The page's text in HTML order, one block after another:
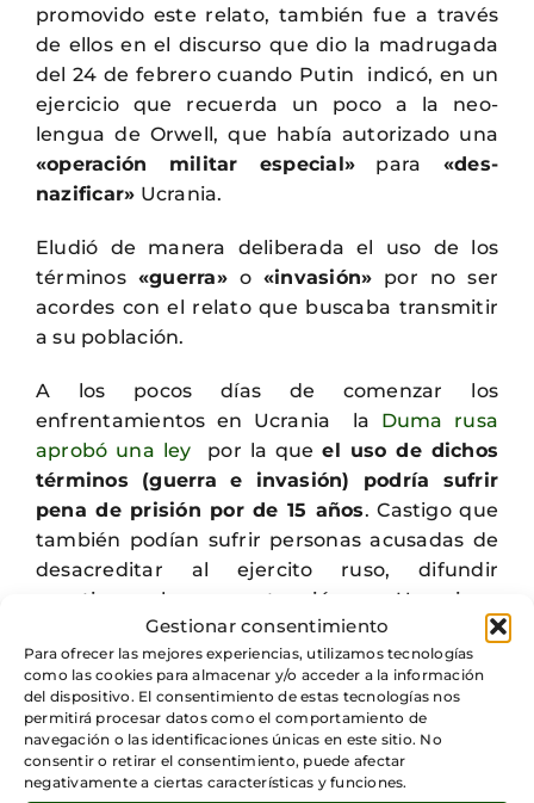
Gestionar consentimiento
Para ofrecer las mejores experiencias, utilizamos tecnologías
como las cookies para almacenar y/o acceder a la información
del dispositivo. El consentimiento de estas tecnologías nos
permitirá procesar datos como el comportamiento de
navegación o las identificaciones únicas en este sitio. No
consentir o retirar el consentimiento, puede afectar
negativamente a ciertas características y funciones.
promovido este relato, también fue a través
de ellos en el discurso que dio la madrugada
del 24 de febrero cuando Putin indicó, en un
ejercicio que recuerda un poco a la neo-
lengua de Orwell, que había autorizado una
«operación militar especial» para «des-
nazificar» Ucrania.
Eludió de manera deliberada el uso de los
términos «guerra»o «invasión» por no ser
acordes con el relato que buscaba transmitir
a su población.
A los pocos días de comenzar los
enfrentamientos en Ucrania la Duma rusa
aprobó una ley por la queel uso de dichos
términos (guerra e invasión) podría sufrir
pena de prisión por de 15 años. Castigo que
también podían sufrir personas acusadas de
desacreditar al ejercito ruso, difundir
mentiras sobre su actuación en Ucrania o
desinformar.
Entendiendo por desinformacióndar a
conocer cualquier mensaje que vaya contra
las afirmaciones oficiales que emita el
Kremlin.